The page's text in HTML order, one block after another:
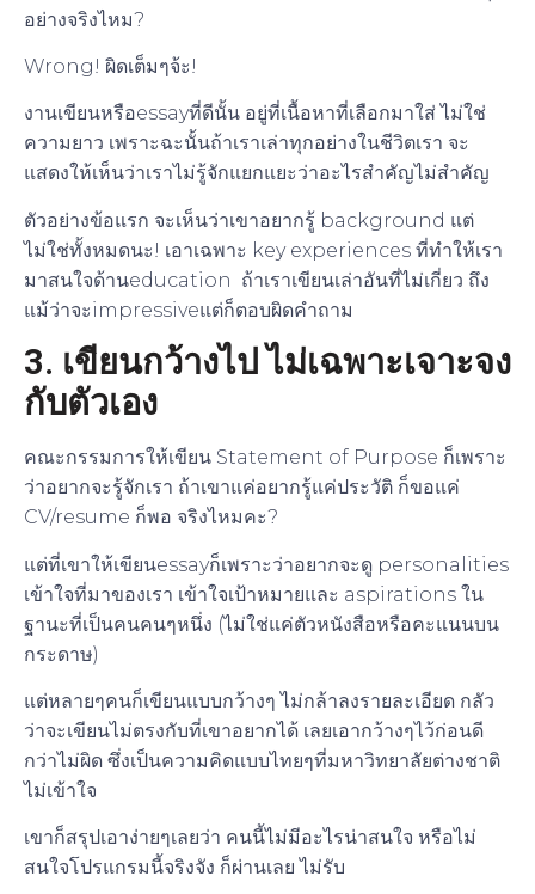
อย่างจริงไหม?
Wrong! ผิดเต็มๆจ้ะ!
งานเขียนหรือessayที่ดีนั้น อยู่ที่เนื้อหาที่เลือกมาใส่ ไม่ใช่
ความยาว เพราะฉะนั้นถ้าเราเล่าทุกอย่างในชีวิตเรา จะ
แสดงให้เห็นว่าเราไม่รู้จักแยกแยะว่าอะไรสำคัญไม่สำคัญ
ตัวอย่างข้อแรก จะเห็นว่าเขาอยากรู้ background แต่
ไม่ใช่ทั้งหมดนะ! เอาเฉพาะ key experiences ที่ทำให้เรา
มาสนใจด้านeducation ถ้าเราเขียนเล่าอันที่ไม่เกี่ยว ถึง
แม้ว่าจะimpressiveแต่ก็ตอบผิดคำถาม
3. เขียนกว้างไป ไม่เฉพาะเจาะจง
กับตัวเอง
คณะกรรมการให้เขียน Statement of Purpose ก็เพราะ
ว่าอยากจะรู้จักเรา ถ้าเขาแค่อยากรู้แค่ประวัติ ก็ขอแค่
CV/resume ก็พอ จริงไหมคะ?
แต่ที่เขาให้เขียนessayก็เพราะว่าอยากจะดู personalities
เข้าใจที่มาของเรา เข้าใจเป้าหมายและ aspirations ใน
ฐานะที่เป็นคนคนๆหนึ่ง (ไม่ใช่แค่ตัวหนังสือหรือคะแนนบน
กระดาษ)
แต่หลายๆคนก็เขียนแบบกว้างๆ ไม่กล้าลงรายละเอียด กลัว
ว่าจะเขียนไม่ตรงกับที่เขาอยากได้ เลยเอากว้างๆไว้ก่อนดี
กว่าไม่ผิด ซึ่งเป็นความคิดแบบไทยๆที่มหาวิทยาลัยต่างชาติ
ไม่เข้าใจ
เขาก็สรุปเอาง่ายๆเลยว่า คนนี้ไม่มีอะไรน่าสนใจ หรือไม่
สนใจโปรแกรมนี้จริงจัง ก็ผ่านเลย ไม่รับ